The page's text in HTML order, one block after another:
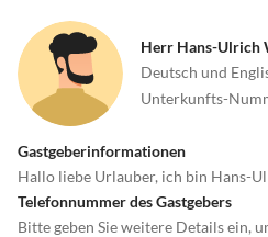
Herr Hans-Ulrich
Deutsch und
Unterkunfts-
Gastgeberinformationen
Hallo liebe Urlauber, ich bin Hans-
Telefonnummer des Gastgebers
Bitte geben Sie weitere Details ein,